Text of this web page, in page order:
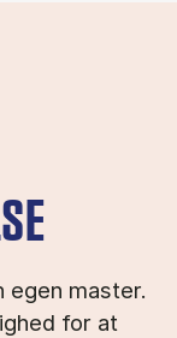
egen master.
for at